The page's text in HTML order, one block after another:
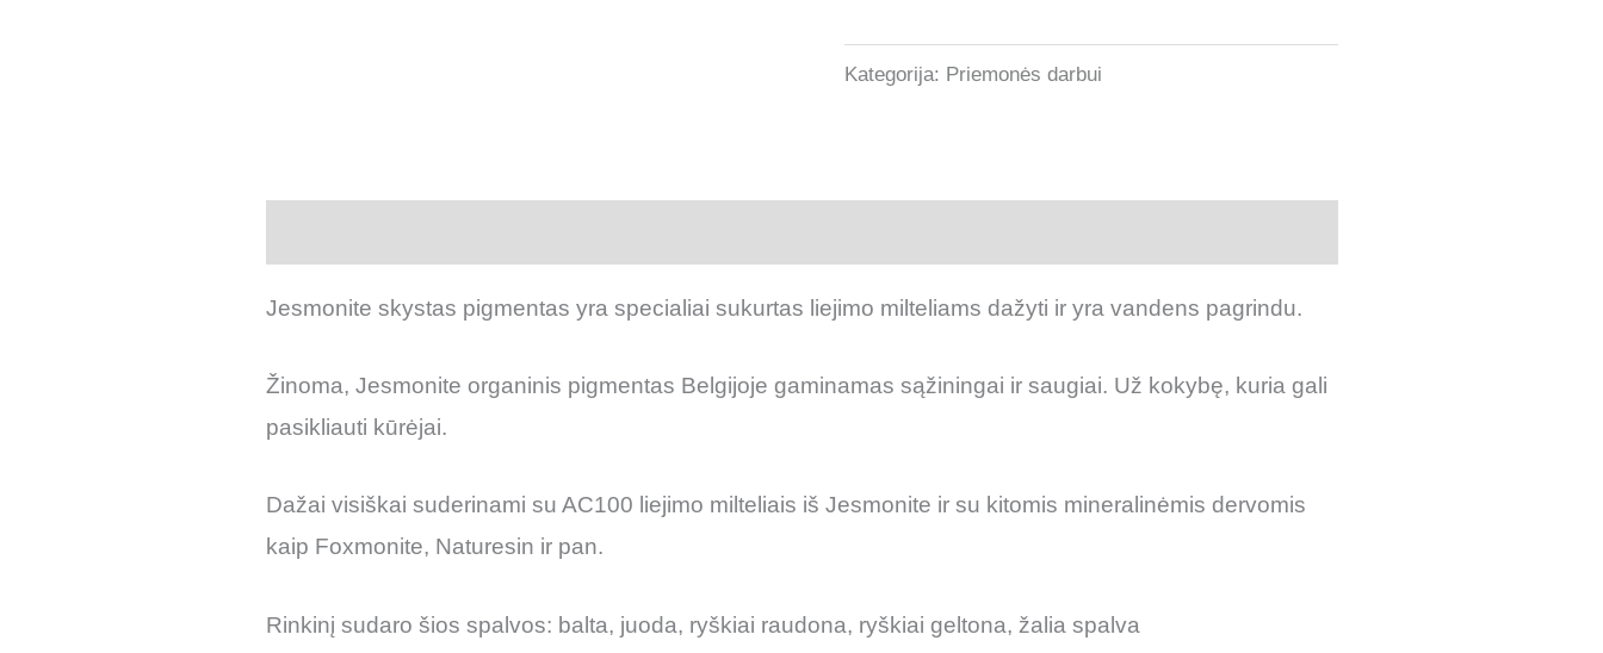
Kategorija: Priemonės darbui
Jesmonite skystas pigmentas yra specialiai sukurtas liejimo milteliams dažyti ir yra vandens pagrindu.
Žinoma, Jesmonite organinis pigmentas Belgijoje gaminamas sąžiningai ir saugiai. Už kokybę, kuria gali
pasikliauti kūrėjai.
Dažai visiškai suderinami su AC100 liejimo milteliais iš Jesmonite ir su kitomis mineralinėmis dervomis
kaip Foxmonite, Naturesin ir pan.
Rinkinį sudaro šios spalvos: balta, juoda, ryškiai raudona, ryškiai geltona, žalia spalva